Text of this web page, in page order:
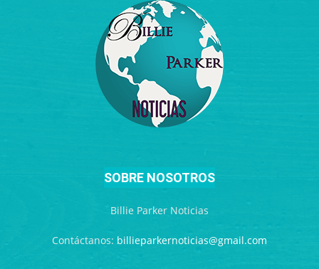
SOBRE NOSOTROS
Billie Parker Noticias
Contáctanos: billieparkernoticias@gmail.com